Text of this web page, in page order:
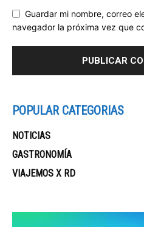
Guardar mi nombre, correo
navegador la próxima vez que
POPULAR CATEGORIAS
NOTICIAS
GASTRONOMÍA
VIAJEMOS X RD